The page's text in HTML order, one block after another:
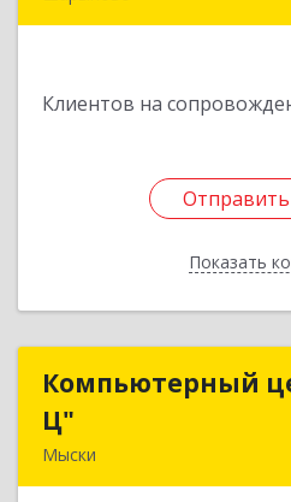
Клиентов на
Отправить
Показать
Отправить
Компьютерный
Ц"
Мыски
Компьютерный